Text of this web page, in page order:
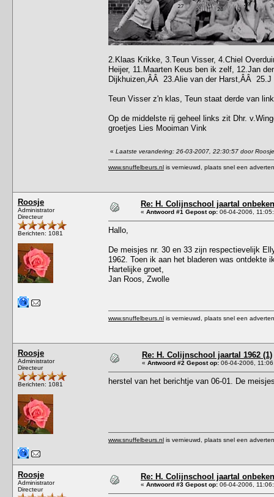
2.Klaas Krikke, 3.Teun Visser, 4.Chiel
Heijer, 11.Maarten Keus ben ik zelf, 12.Jan
Dijkhuizen,ÂÂ 23.Alie van der Harst,ÂÂ 25.J
Teun Visser z'n klas, Teun staat derde van
Op de middelste rij geheel links zit Dhr.
groetjes Lies Mooiman Vink
« Laatste verandering: 26-03-2007, 22:30:57 door Roosje
www.snuffelbeurs.nl is vernieuwd, plaats snel een
Roosje
Administrator
Directeur
Berichten: 1081
Re: H. Colijnschool jaartal
« Antwoord #1 Gepost op: 06-04-2006,
Hallo,
De meisjes nr. 30 en 33 zijn respectievelijk
1962. Toen ik aan het bladeren was
Hartelijke groet,
Jan Roos, Zwolle
www.snuffelbeurs.nl is vernieuwd, plaats snel een
Roosje
Administrator
Directeur
Berichten: 1081
Re: H. Colijnschool jaartal 1962 (1)
« Antwoord #2 Gepost op: 06-04-2006,
herstel van het berichtje van 06-01. De
www.snuffelbeurs.nl is vernieuwd, plaats snel een
Roosje
Administrator
Directeur
Re: H. Colijnschool jaartal
« Antwoord #3 Gepost op: 06-04-2006,